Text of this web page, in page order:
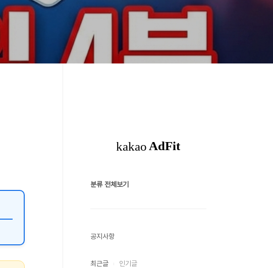
분류 전체보기
공지사항
최근글 인기글